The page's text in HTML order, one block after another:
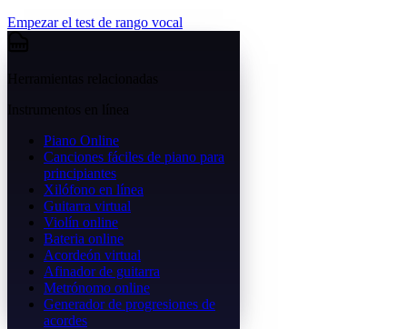
Empezar el test de rango vocal
Instrumentos en línea
Piano Online
Canciones fáciles de piano para
principiantes
Xilófono en línea
Guitarra virtual
Violín online
Bateria online
Acordeón virtual
Afinador de guitarra
Metrónomo online
Generador de progresiones de
acordes